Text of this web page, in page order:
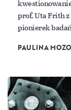
prof. Uta Frith z
pionierek
PAULINA